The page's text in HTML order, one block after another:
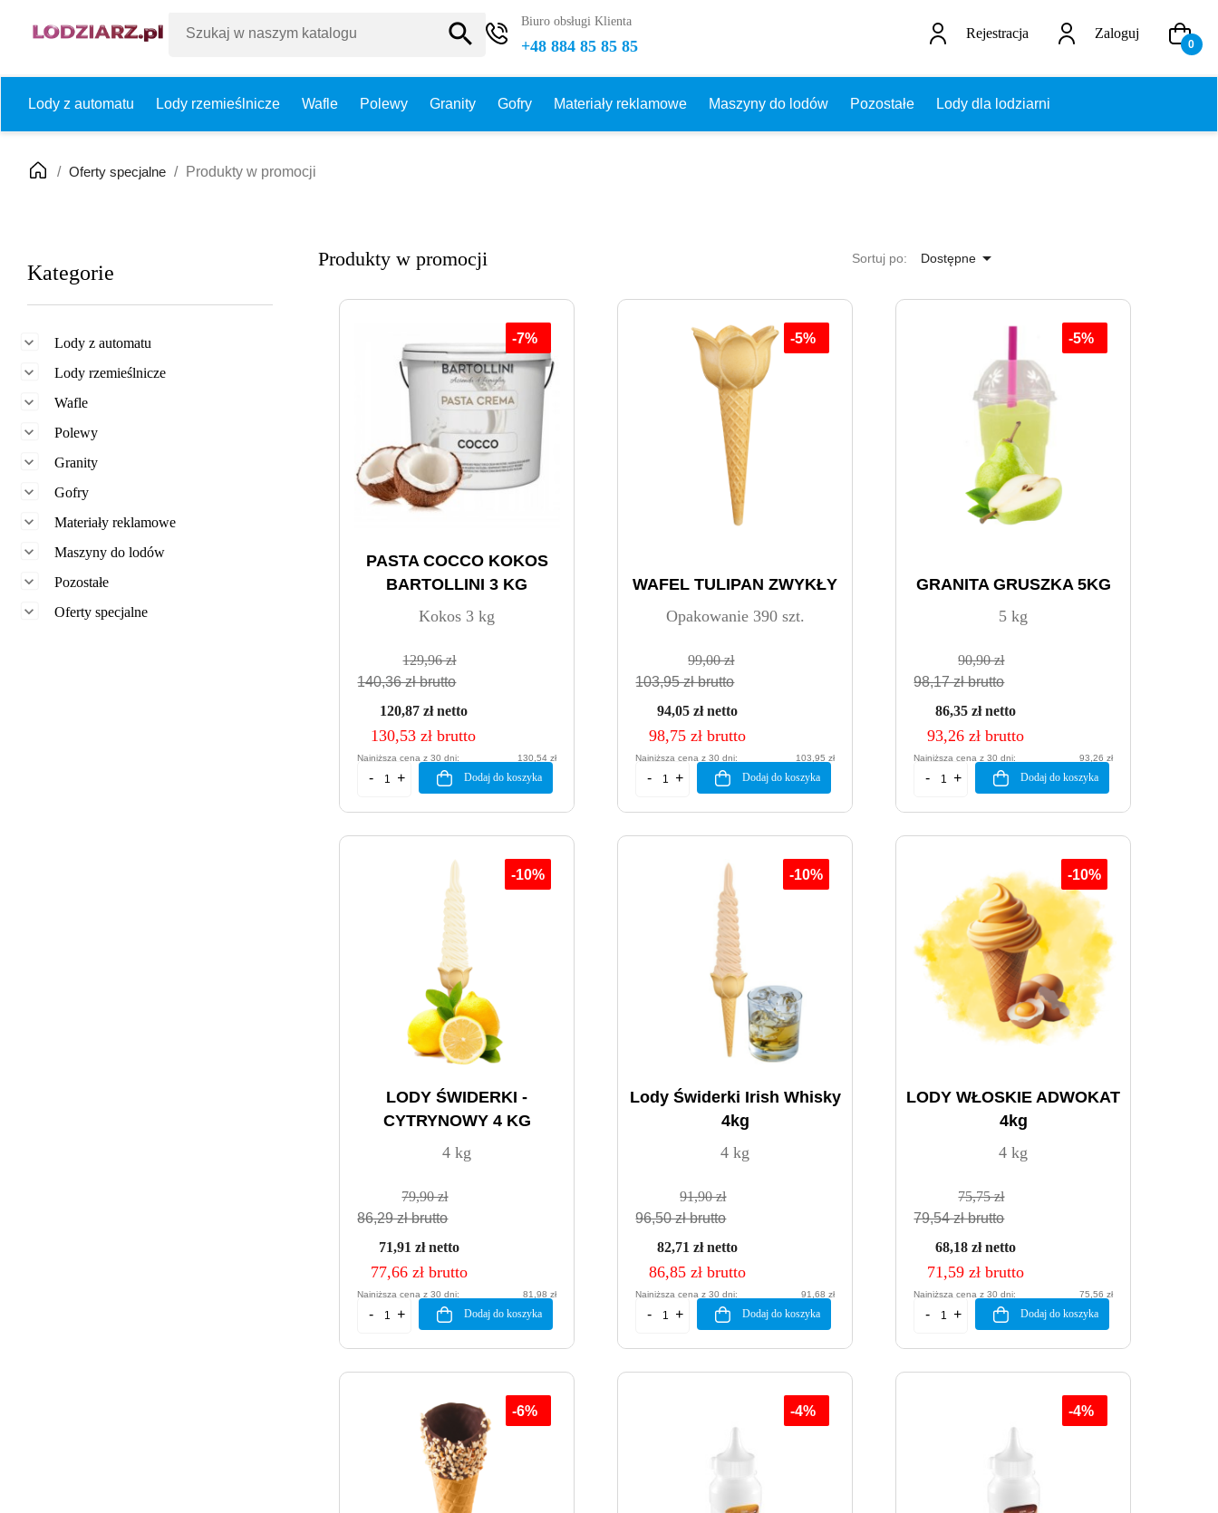
search Biuro obsługi Klienta
+48 884 85 85 85
Rejestracja Zaloguj
0
Lody z automatu Lody rzemieślnicze Wafle Polewy Granity Gofry Materiały reklamowe Maszyny do lodów Pozostałe Lody dla lodziarni
Oferty specjalne Produkty w promocji
Kategorie
 Lody z automatu
 Lody rzemieślnicze
 Wafle
 Polewy
 Granity
 Gofry
 Materiały reklamowe
 Maszyny do lodów
 Pozostałe
 Oferty specjalne
Produkty w promocji Sortuj po: Dostępne 
PASTA COCCO KOKOS
BARTOLLINI 3 KG
Kokos 3 kg
129,96 zł
140,36 zł brutto
120,87 zł netto
130,53 zł brutto
Najniższa cena z 30 dni: 130,54 zł
Dodaj do koszyka
-7%
WAFEL TULIPAN ZWYKŁY
Opakowanie 390 szt.
99,00 zł
103,95 zł brutto
94,05 zł netto
98,75 zł brutto
Najniższa cena z 30 dni: 103,95 zł
Dodaj do koszyka
-5%
GRANITA GRUSZKA 5KG
5 kg
90,90 zł
98,17 zł brutto
86,35 zł netto
93,26 zł brutto
Najniższa cena z 30 dni: 93,26 zł
Dodaj do koszyka
-5%
LODY ŚWIDERKI -
CYTRYNOWY 4 KG
4 kg
79,90 zł
86,29 zł brutto
71,91 zł netto
77,66 zł brutto
Najniższa cena z 30 dni: 81,98 zł
Dodaj do koszyka
-10%
Lody Świderki Irish Whisky
4kg
4 kg
91,90 zł
96,50 zł brutto
82,71 zł netto
86,85 zł brutto
Najniższa cena z 30 dni: 91,68 zł
Dodaj do koszyka
-10%
LODY WŁOSKIE ADWOKAT
4kg
4 kg
75,75 zł
79,54 zł brutto
68,18 zł netto
71,59 zł brutto
Najniższa cena z 30 dni: 75,56 zł
Dodaj do koszyka
-10%
-6% -4% -4%